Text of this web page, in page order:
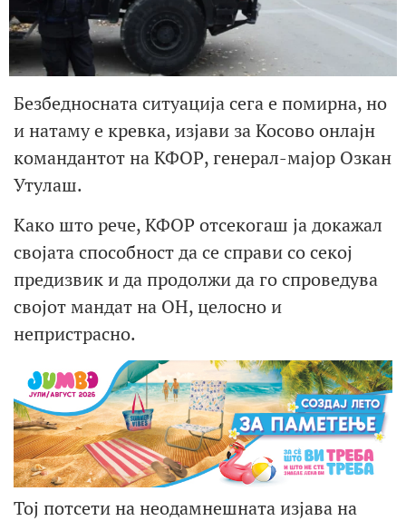
Безбедносната ситуација сега е помирна, но
и натаму е кревка, изјави за Косово онлајн
командантот на КФОР, генерал-мајор Озкан
Утулаш.
Како што рече, КФОР отсекогаш ја докажал
својата способност да се справи со секој
предизвик и да продолжи да го спроведува
својот мандат на ОН, целосно и
непристрасно.
Тој потсети на неодамнешната изјава на